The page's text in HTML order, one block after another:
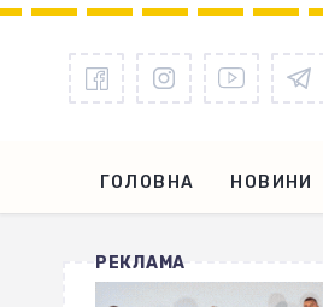
ГОЛОВНА НОВИНИ
РЕКЛАМА